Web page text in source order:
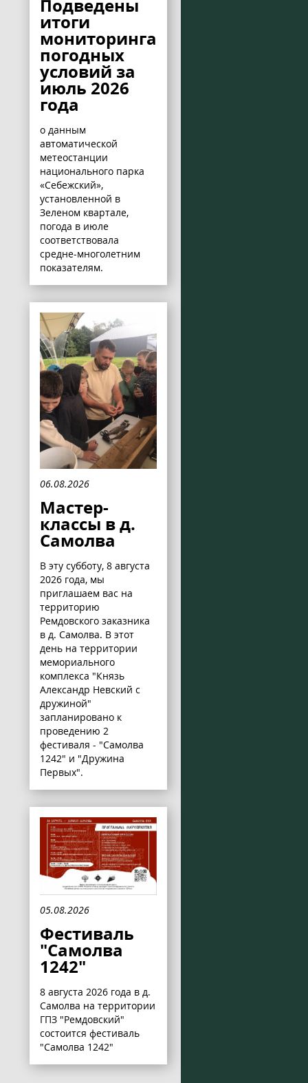
Подведены
итоги
мониторинга
погодных
условий за
июль 2026
года
о данным
автоматической
метеостанции
национального парка
«Себежский»,
установленной в
Зеленом квартале,
погода в июле
соответствовала
средне-многолетним
показателям.
06.08.2026
Мастер-
классы в д.
Самолва
В эту субботу, 8 августа
2026 года, мы
приглашаем вас на
территорию
Ремдовского заказника
в д. Самолва. В этот
день на территории
мемориального
комплекса "Князь
Александр Невский с
дружиной"
запланировано к
проведению 2
фестиваля - "Самолва
1242" и "Дружина
Первых".
05.08.2026
Фестиваль
"Самолва
1242"
8 августа 2026 года в д.
Самолва на территории
ГПЗ "Ремдовский"
состоится фестиваль
"Самолва 1242"